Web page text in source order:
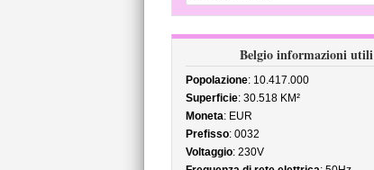
Belgio informazioni utili
Popolazione: 10.417.000
Superficie: 30.518 KM²
Moneta: EUR
Prefisso: 0032
Voltaggio: 230V